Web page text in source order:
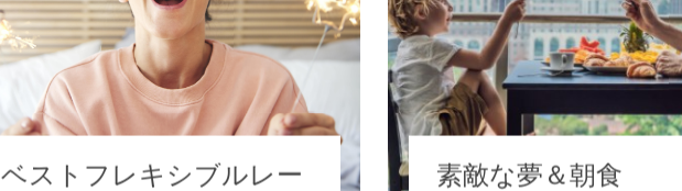
ベストフレキシブルレー
素敵な夢＆朝食